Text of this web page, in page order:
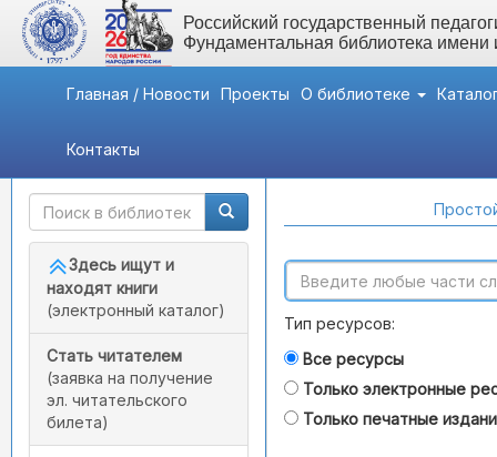
Российский государственный
Фундаментальная библиотека
Главная / Новости Проекты О библиотеке
Контакты
Быстрый доступ
Здесь ищут и
находят книги
(электронный каталог)
Стать читателем
(заявка на получение
эл. читательского
билета)
Тип ресурсов:
Все ресурсы
Только электронные
Только печатные